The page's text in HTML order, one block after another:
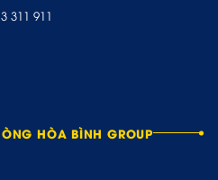
311 911
HÒA BÌNH GROUP